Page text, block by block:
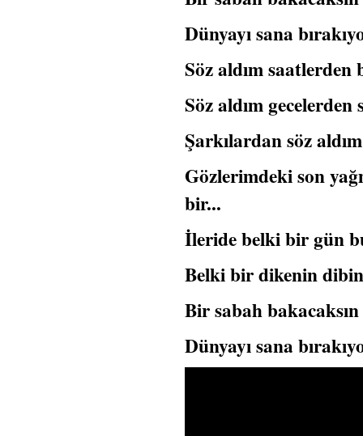
Dünyayı sana
Söz aldım
Söz aldım
Şarkılardan söz
Gözlerimdeki son
bir...
İleride belki bir gün
Belki bir dikenin
Bir sabah
Dünyayı sana